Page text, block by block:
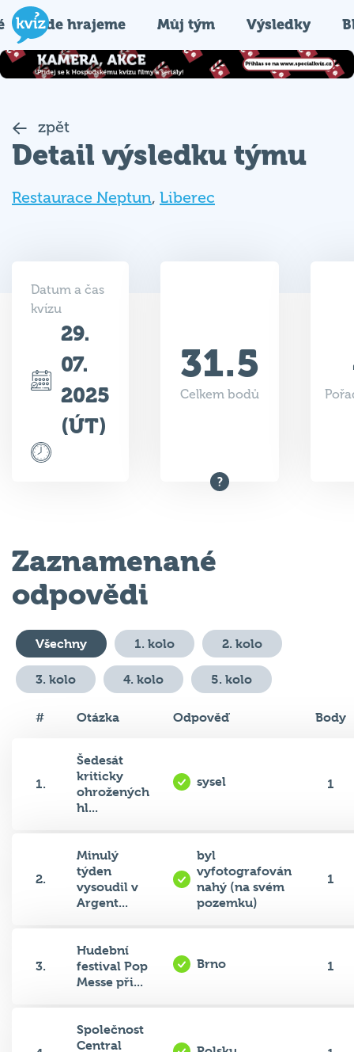
Kde hrajeme Můj tým Výsledky
zpět
Detail výsledku týmu
Restaurace Neptun, Liberec
Datum a čas
kvízu
29.
07.
2025
(ÚT)
31.5
Celkem bodů
Zaznamenané
odpovědi
Všechny 1. kolo 2. kolo
3. kolo 4. kolo 5. kolo
# Otázka Odpověď Body
1.
Šedesát
kriticky
ohrožených
hl...
sysel 1
2.
Minulý
týden
vysoudil v
Argent...
byl
vyfotografován
nahý (na svém
pozemku)
1
3.
Hudební
festival Pop
Messe při...
Brno 1
Společnost
Central